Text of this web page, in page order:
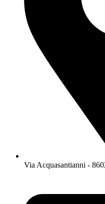
Via Acquasantianni -